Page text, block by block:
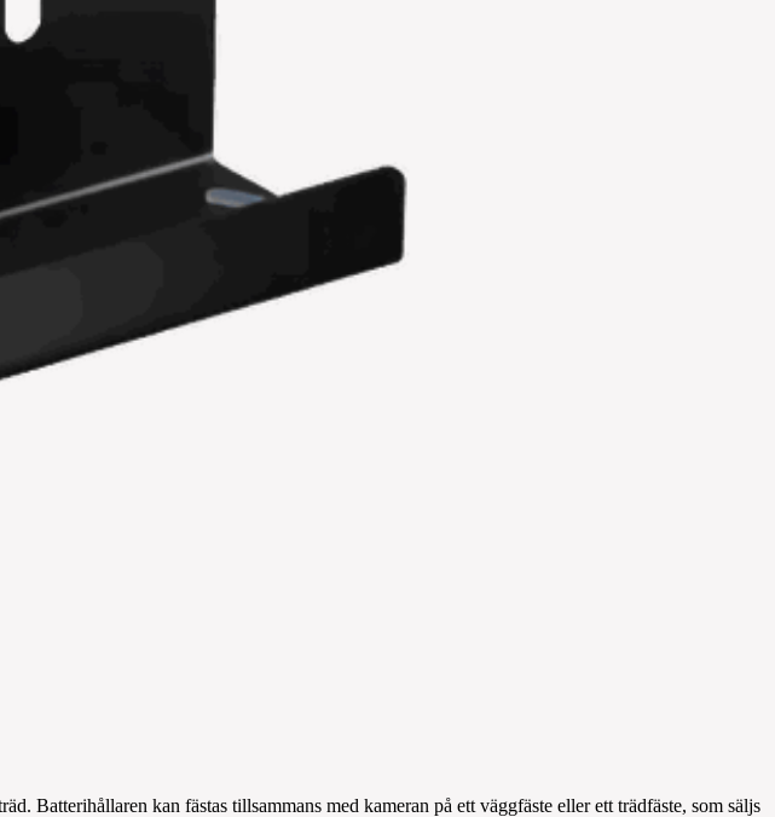
Batterihållaren kan fästas tillsammans med kameran på ett väggfäste eller ett trädfäste, som säljs